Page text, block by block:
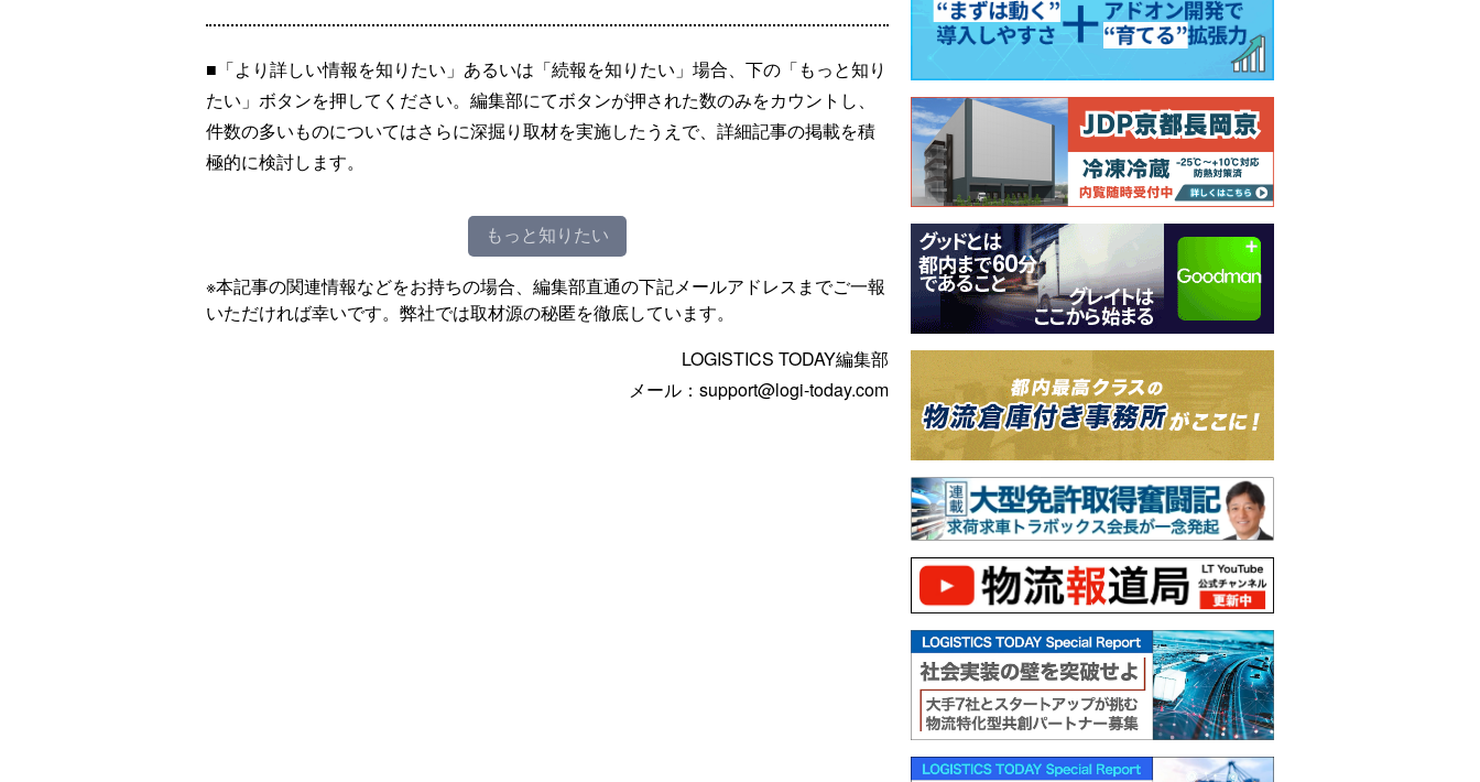
■「より詳しい情報を知りたい」あるいは「続報を知りたい」場合、下の「もっと知り
たい」ボタンを押してください。編集部にてボタンが押された数のみをカウントし、
件数の多いものについてはさらに深掘り取材を実施したうえで、詳細記事の掲載を積
極的に検討します。
もっと知りたい
※本記事の関連情報などをお持ちの場合、編集部直通の下記メールアドレスまでご一報
いただければ幸いです。弊社では取材源の秘匿を徹底しています。
LOGISTICS TODAY編集部
メール：support@logi-today.com